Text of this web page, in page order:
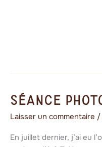
Séance
Laisser un commentaire /
En juillet dernier, j’ai eu
Séance
en